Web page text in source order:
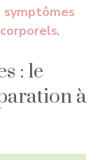
symptômes
.
: le
à